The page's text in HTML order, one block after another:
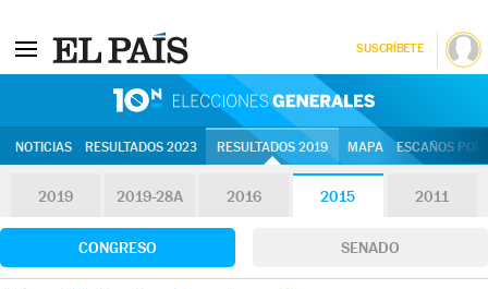
SUSCRÍBETE
NOTICIAS RESULTADOS 2023 RESULTADOS 2019 MAPA ESCAÑOS
2019 2019-28A 2016 2015 2011
CONGRESO SENADO